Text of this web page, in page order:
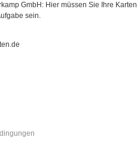
GmbH: Hier müssen Sie Ihre Karten
sein.